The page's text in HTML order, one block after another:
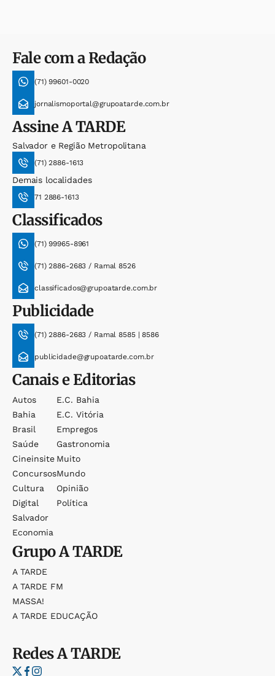
Fale com a Redação
(71) 99601-0020
jornalismoportal@grupoatarde.com.br
AssineA TARDE
Salvador e Região Metropolitana
(71) 2886-1613
Demais localidades
71 2886-1613
Classificados
(71) 99965-8961
(71) 2886-2683 / Ramal 8526
classificados@grupoatarde.com.br
Publicidade
(71) 2886-2683 / Ramal 8585 | 8586
publicidade@grupoatarde.com.br
Canais e Editorias
Autos
Bahia
Brasil
Saúde
Cineinsite
Concursos
Cultura
Digital
Salvador
Economia
E.c. Bahia
E.c. Vitória
Empregos
Gastronomia
Muito
Mundo
Opinião
Política
GrupoA TARDE
A TARDE
A TARDE FM
MASSA!
A TARDE EDUCAÇÃO
RedesA TARDE